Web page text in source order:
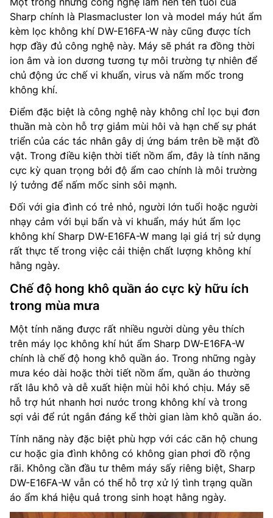
Sharp chính là Plasmacluster Ion và model máy hút ẩm
kèm lọc không khí DW-E16FA-W này cũng được tích
hợp đầy đủ công nghệ này. Máy sẽ phát ra đồng thời
ion âm và ion dương tương tự môi trường tự nhiên để
chủ động ức chế vi khuẩn, virus và nấm mốc trong
không khí.
Điểm đặc biệt là công nghệ này không chỉ lọc bụi đơn
thuần mà còn hỗ trợ giảm mùi hôi và hạn chế sự phát
triển của các tác nhân gây dị ứng bám trên bề mặt đồ
vật. Trong điều kiện thời tiết nồm ẩm, đây là tính năng
cực kỳ quan trọng bởi độ ẩm cao chính là môi trường
lý tưởng để nấm mốc sinh sôi mạnh.
Đối với gia đình có trẻ nhỏ, người lớn tuổi hoặc người
nhạy cảm với bụi bẩn và vi khuẩn, máy hút ẩm lọc
không khí Sharp DW-E16FA-W mang lại giá trị sử dụng
rất thực tế trong việc cải thiện chất lượng không khí
hằng ngày.
Chế độ hong khô quần áo cực kỳ hữu ích
trong mùa mưa
Một tính năng được rất nhiều người dùng yêu thích
trên máy lọc không khí hút ẩm Sharp DW-E16FA-W
chính là chế độ hong khô quần áo. Trong những ngày
mưa kéo dài hoặc thời tiết nồm ẩm, quần áo thường
rất lâu khô và dễ xuất hiện mùi hôi khó chịu. Máy sẽ
hỗ trợ hút nhanh hơi nước trong không khí và trong
sợi vải để rút ngắn đáng kể thời gian làm khô quần áo.
Tính năng này đặc biệt phù hợp với các căn hộ chung
cư hoặc gia đình không có không gian phơi đồ rộng
rãi. Không cần đầu tư thêm máy sấy riêng biệt, Sharp
DW-E16FA-W vẫn có thể hỗ trợ xử lý tình trạng quần
áo ẩm khá hiệu quả trong sinh hoạt hằng ngày.